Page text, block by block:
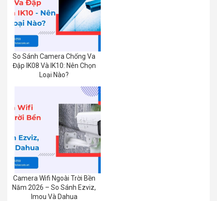
So Sánh Camera Chống Va
Đập IK08 Và IK10: Nên Chọn
Loại Nào?
Camera Wifi Ngoài Trời Bền
Năm 2026 – So Sánh Ezviz,
Imou Và Dahua